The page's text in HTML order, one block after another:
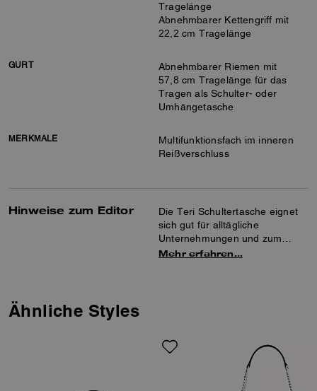
Tragelänge
Abnehmbarer Kettengriff mit
22,2 cm Tragelänge
GURT
Abnehmbarer Riemen mit
57,8 cm Tragelänge für das
Tragen als Schulter- oder
Umhängetasche
MERKMALE
Multifunktionsfach im inneren
Reißverschluss
Hinweise zum Editor
Die Teri Schultertasche eignet
sich gut für alltägliche
Unternehmungen und zum
Ausgehen am Abend. Diese
über der Schulter oder als
Umhängetasche getragen
Mehr erfahren…
Ähnliche Styles